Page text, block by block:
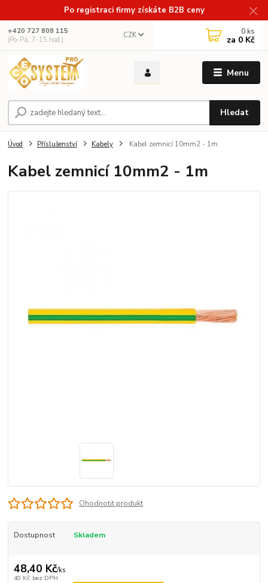
Po registraci firmy získáte B2B ceny
Menu
CZK
Hledat
+420 727 808 115
(Po-Pá, 7-15 hod.)
0 ks
za 0 Kč
Úvod Příslušenství Kabely Kabel zemnicí 10mm2 - 1m
Kabel zemnicí 10mm2 - 1m
Ohodnotit produkt
Dostupnost Skladem
48,40 Kč/ks
40 Kč bez DPH